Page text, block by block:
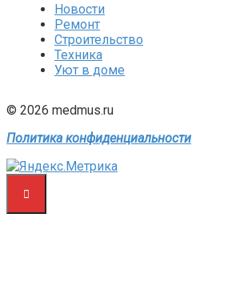
Новости
Ремонт
Строительство
Техника
Уют в доме
© 2026 medmus.ru
Политика конфиденциальности